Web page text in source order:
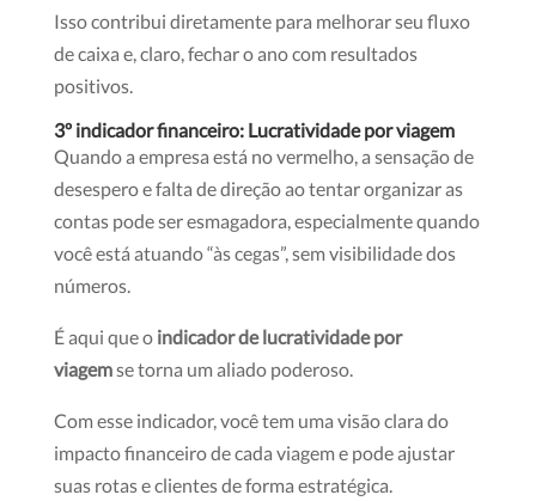
Isso contribui diretamente para melhorar seu fluxo
de caixa e, claro, fechar o ano com resultados
positivos.
3º indicador financeiro: Lucratividade por viagem
Quando a empresa está no vermelho, a sensação de
desespero e falta de direção ao tentar organizar as
contas pode ser esmagadora, especialmente quando
você está atuando “às cegas”, sem visibilidade dos
números.
É aqui que o indicador de lucratividade por
viagemse torna um aliado poderoso.
Com esse indicador, você tem uma visão clara do
impacto financeiro de cada viagem e pode ajustar
suas rotas e clientes de forma estratégica.